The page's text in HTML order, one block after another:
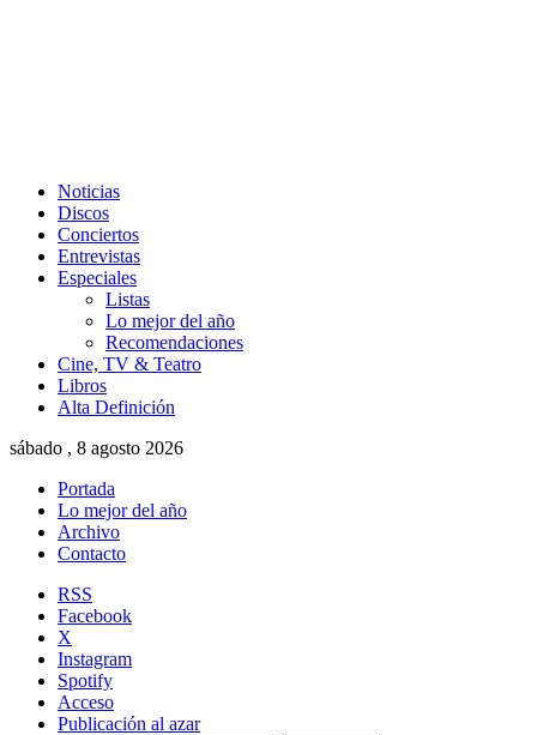
Noticias
Discos
Conciertos
Entrevistas
Especiales
Listas
Lo mejor del año
Recomendaciones
Cine, TV & Teatro
Libros
Alta Definición
sábado , 8 agosto 2026
Portada
Lo mejor del año
Archivo
Contacto
RSS
Facebook
X
Instagram
Spotify
Acceso
Publicación al azar